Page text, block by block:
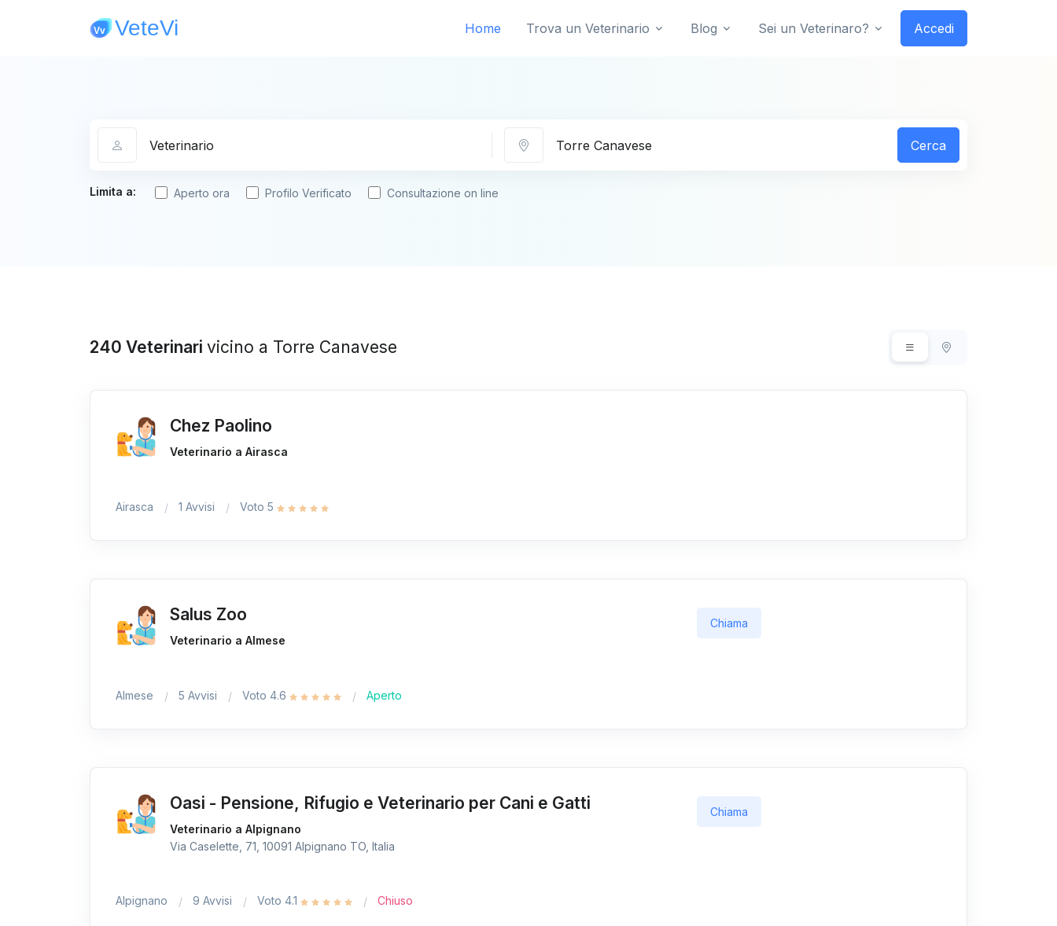
Home Trova un Veterinario Blog Sei un Veterinaro? Accedi
Cerca
Limita a: Aperto ora Profilo Verificato Consultazione on line
240 Veterinari vicino a Torre Canavese
Chez Paolino
Veterinario a Airasca
Airasca 1 Avvisi Voto 5
Salus Zoo
Veterinario a Almese
Chiama
Almese 5 Avvisi Voto 4.6 Aperto
Oasi - Pensione, Rifugio e Veterinario per Cani e Gatti
Veterinario a Alpignano
Via Caselette, 71, 10091 Alpignano TO, Italia
Chiama
Alpignano 9 Avvisi Voto 4.1 Chiuso